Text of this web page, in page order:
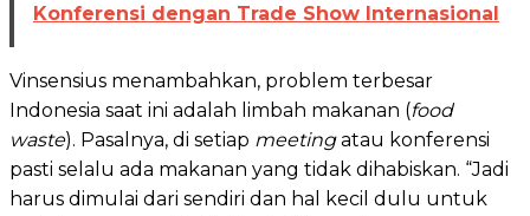
Konferensi dengan Trade Show Internasional
Vinsensius menambahkan, problem terbesar
Indonesia saat ini adalah limbah makanan (food
waste). Pasalnya, di setiap meetingatau konferensi
pasti selalu ada makanan yang tidak dihabiskan. “Jadi
harus dimulai dari sendiri dan hal kecil dulu untuk